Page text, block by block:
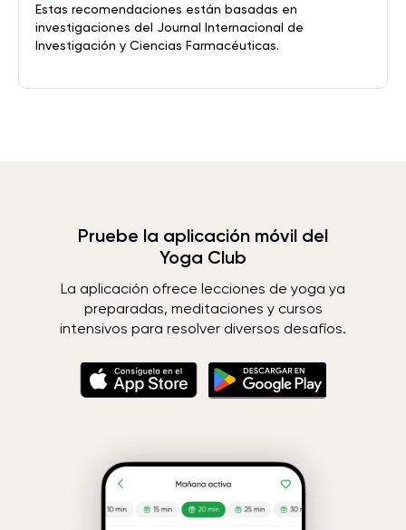
Estas recomendaciones están basadas en
investigaciones del Journal Internacional de
Investigación y Ciencias Farmacéuticas.
Pruebe la aplicación móvil del
Yoga Club
La aplicación ofrece lecciones de yoga ya
preparadas, meditaciones y cursos
intensivos para resolver diversos desafíos.